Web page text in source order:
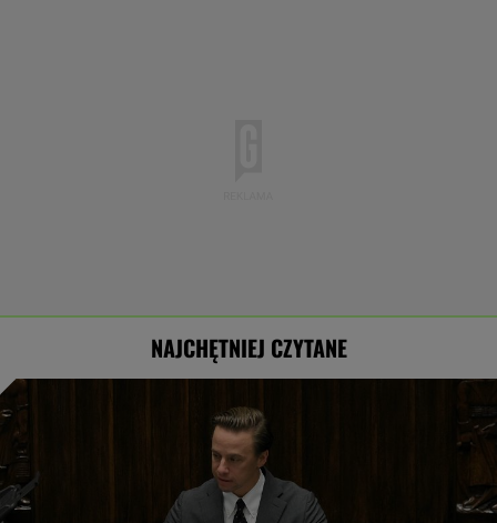
NAJCHĘTNIEJ CZYTANE